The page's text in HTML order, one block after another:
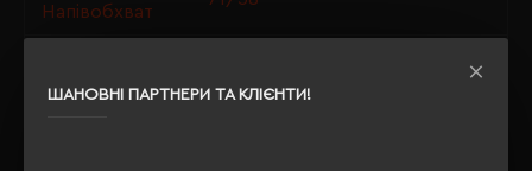
ШАНОВНІ ПАРТНЕРИ ТА КЛІЄНТИ!
Напівобхват
Розпакування